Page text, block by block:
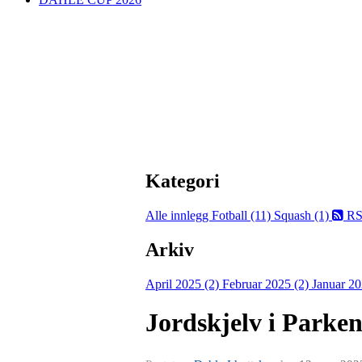
Kategori
Alle innlegg Fotball (11) Squash (1)
Arkiv
April 2025 (2) Februar 2025 (2) Januar
Jordskjelv i